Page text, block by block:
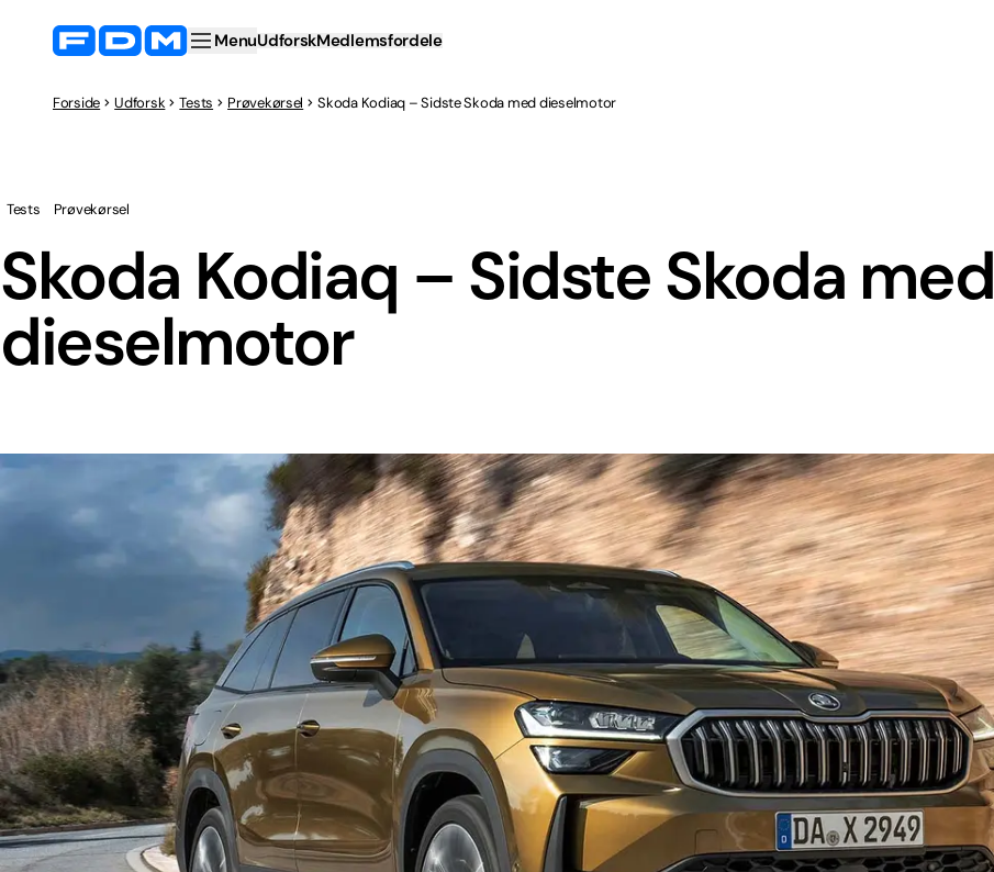
MenuUdforskMedlemsfordele
Forside Udforsk Tests Prøvekørsel Skoda Kodiaq – Sidste Skoda med dieselmotor
Skoda Kodiaq – Sidste Skoda med
dieselmotor
Tests Prøvekørsel